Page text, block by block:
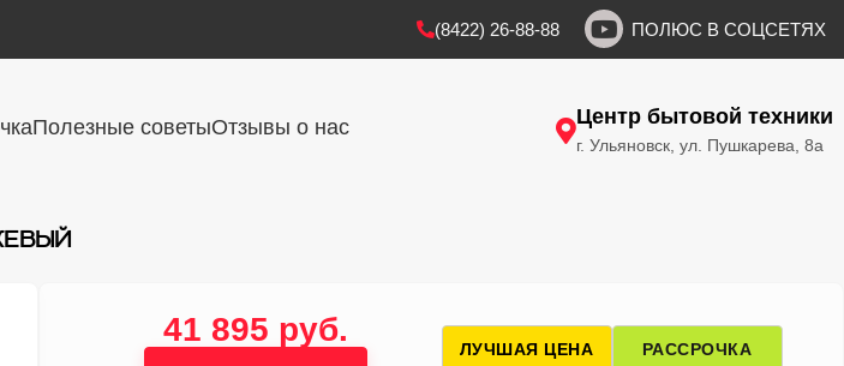
(8422) 26-88-88 ПОЛЮС В СОЦСЕТЯХ
Полезные советыОтзывы о нас Центр бытовой техники
г. Ульяновск, ул. Пушкарева, 8а
41 895 руб.
ЛУЧШАЯ ЦЕНА РАССРОЧКА